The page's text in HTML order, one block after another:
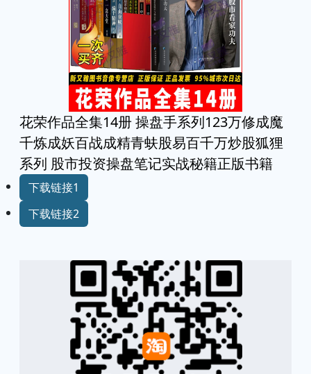
花荣作品全集14册 操盘手系列123万修成魔
千炼成妖百战成精青蚨股易百千万炒股狐狸
系列 股市投资操盘笔记实战秘籍正版书籍
下载链接1
下载链接2